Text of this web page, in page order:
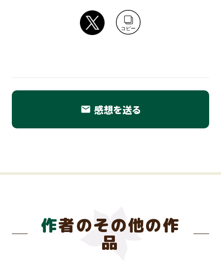
コピー
email 感想を送る
作者のその他の作
品